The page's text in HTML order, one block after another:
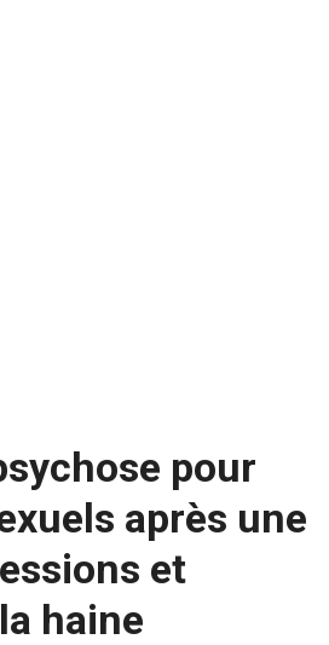
pour
après une
et
haine